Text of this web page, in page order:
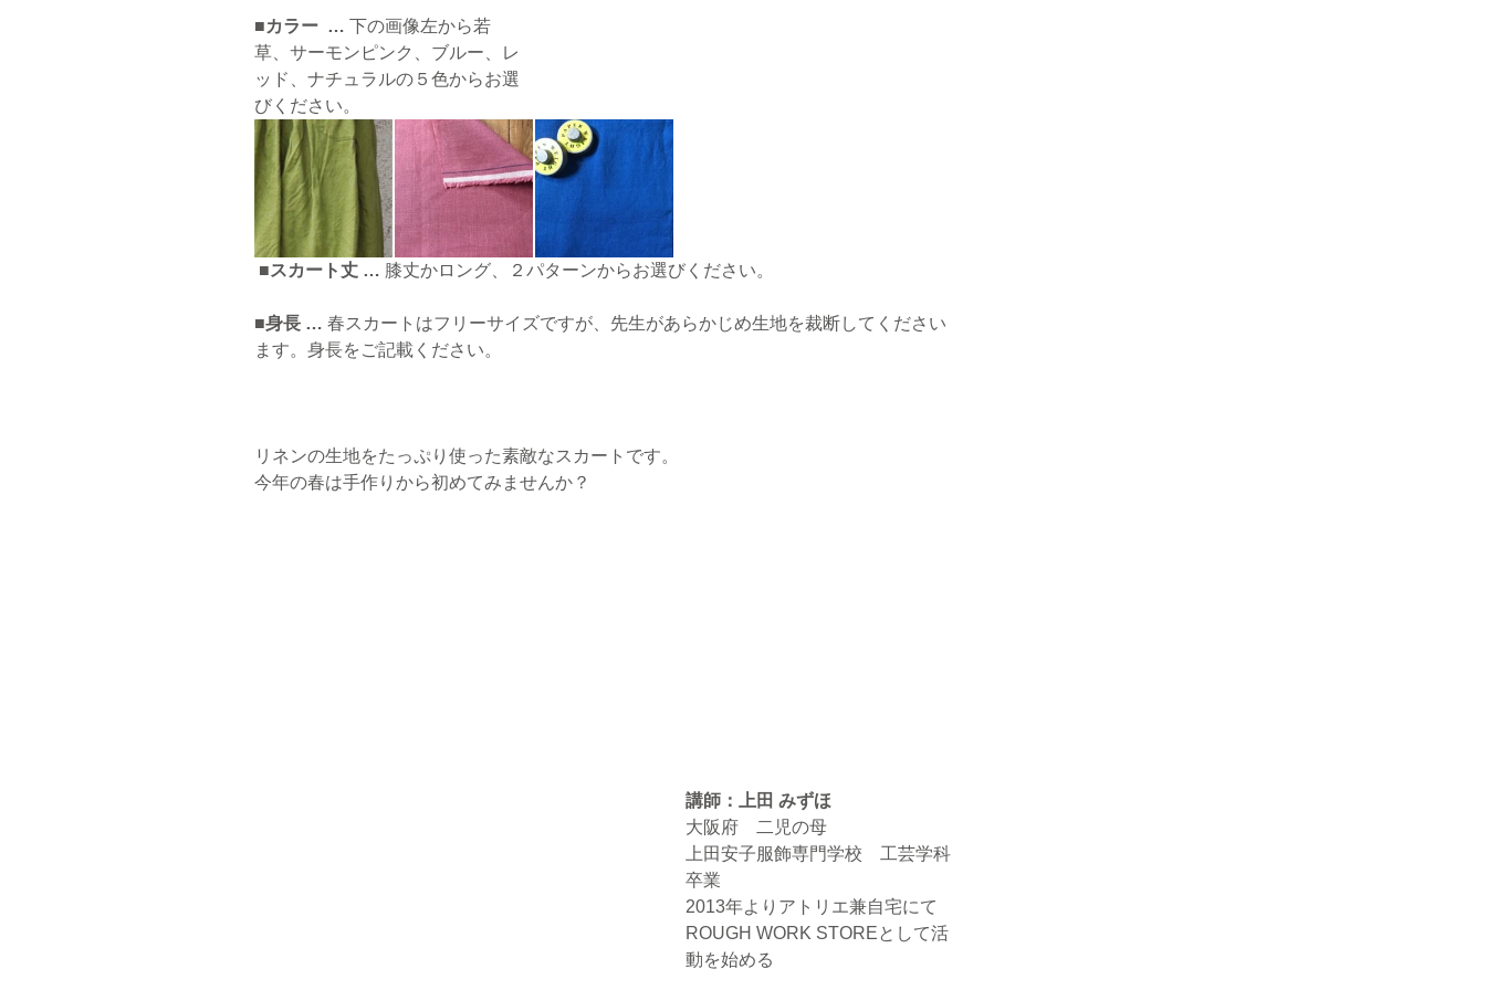
■カラー  … 下の画像左から若
草、サーモンピンク、ブルー、レ
ッド、ナチュラルの５色からお選
びください。
■スカート丈 … 膝丈かロング、２パターンからお選びください。
■身長 … 春スカートはフリーサイズですが、先生があらかじめ生地を裁断してください
ます。身長をご記載ください。
リネンの生地をたっぷり使った素敵なスカートです。
今年の春は手作りから初めてみませんか？
講師：上田 みずほ
大阪府　二児の母
上田安子服飾専門学校　工芸学科
卒業
2013年よりアトリエ兼自宅にて
ROUGH WORK STOREとして活
動を始める